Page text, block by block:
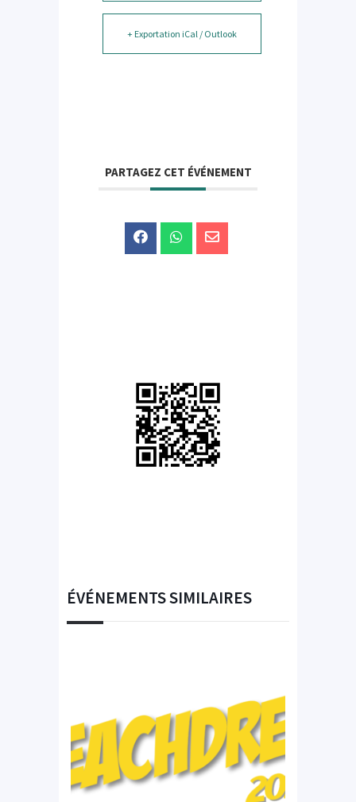
+ Exportation iCal / Outlook
PARTAGEZ CET ÉVÉNEMENT
ÉVÉNEMENTS SIMILAIRES